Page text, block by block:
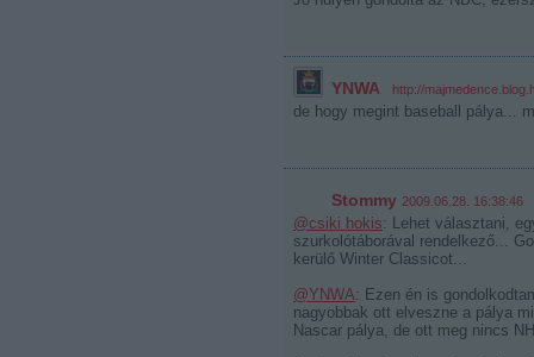
YNWA http://
de hogy megint baseball pálya...
Stommy 2009.06.28. 16:38:46
@csiki hokis: Lehet választani,
szurkolótáborával rendelkező...
kerülő Winter Classicot...
@YNWA: Ezen én is
nagyobbak ott elveszne a pálya
Nascar pálya, de ott meg nincs